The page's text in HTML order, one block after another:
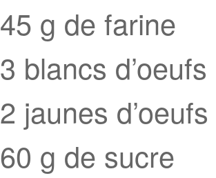
g de farine
blancs d’oeufs
jaunes d’oeufs
g de sucre